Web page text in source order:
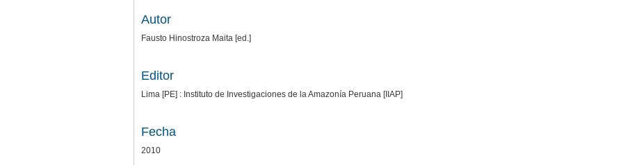
Autor
Fausto Hinostroza Maita [ed.]
Editor
Lima [PE] : Instituto de Investigaciones de la Amazonía Peruana [IIAP]
Fecha
2010